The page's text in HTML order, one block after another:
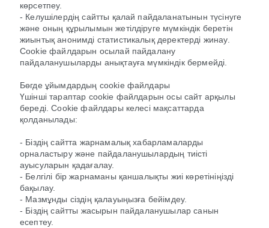
көрсетпеу.
- Келушілердің сайтты қалай пайдаланатынын түсінуге
және оның құрылымын жетілдіруге мүмкіндік беретін
жиынтық анонимді статистикалық деректерді жинау.
Cookie файлдарын осылай пайдалану
пайдаланушыларды анықтауға мүмкіндік бермейді.
Бөгде ұйымдардың cookie файлдары
Үшінші тараптар cookie файлдарын осы сайт арқылы
береді. Cookie файлдары келесі мақсаттарда
қолданылады:
- Біздің сайтта жарнамалық хабарламаларды
орналастыру және пайдаланушылардың тиісті
ауысуларын қадағалау.
- Белгілі бір жарнаманы қаншалықты жиі көретініңізді
бақылау.
- Мазмұнды сіздің қалауыңызға бейімдеу.
- Біздің сайтты жасырын пайдаланушылар санын
есептеу.